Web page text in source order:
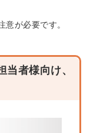
が必要です。
者様向け、